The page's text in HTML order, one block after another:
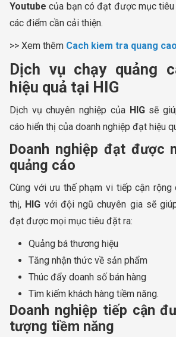
Youtube của bạn có đạt được mục tiêu
các điểm cần cải thiện.
>> Xem thêm Cach kiem tra quang
Dịch vụ chạy quảng
hiệu quả tại HIG
Dịch vụ chuyên nghiệp của HIGsẽ
cáo hiển thị của doanh nghiệp đạt hiệu
Doanh nghiệp đạt được
quảng cáo
Cùng với ưu thế phạm vi tiếp cận rộng
thị, HIG với đội ngũ chuyên gia sẽ
đạt được mọi mục tiêu đặt ra:
Quảng bá thương hiệu
Tăng nhận thức về sản phẩm
Thúc đẩy doanh số bán hàng
Tìm kiếm khách hàng tiềm năng.
Doanh nghiệp tiếp cận
tượng tiềm năng